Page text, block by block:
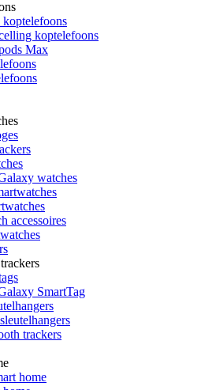
koptelefoons
Max
watches
accessoires
SmartTag
trackers
home